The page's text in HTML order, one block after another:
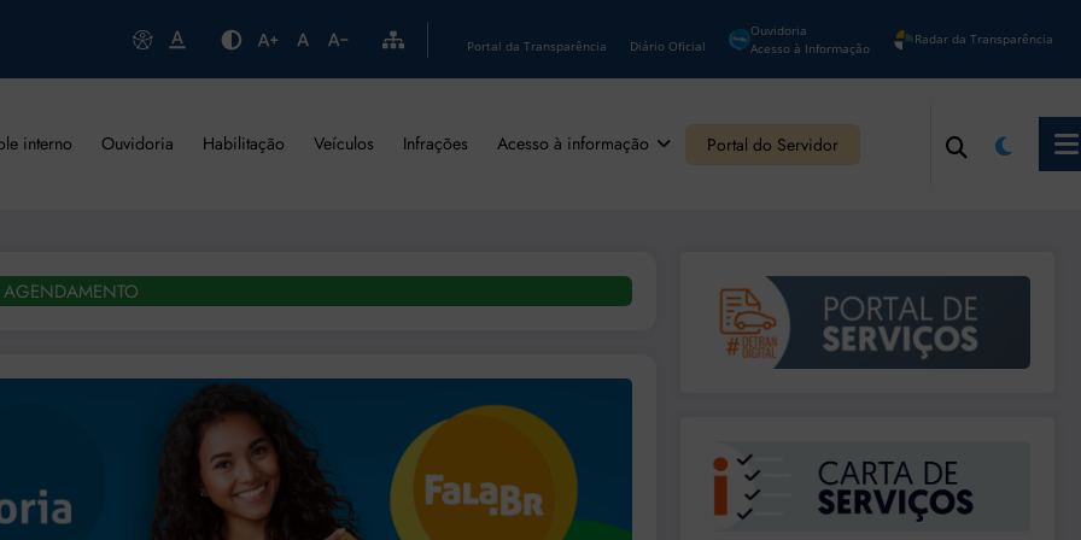
Portal da Transparência Diário Oficial
Ouvidoria
Acesso à Informação
Radar da Transparência
interno Ouvidoria Habilitação Veículos Infrações Acesso à informação Portal do Servidor
AGENDAMENTO